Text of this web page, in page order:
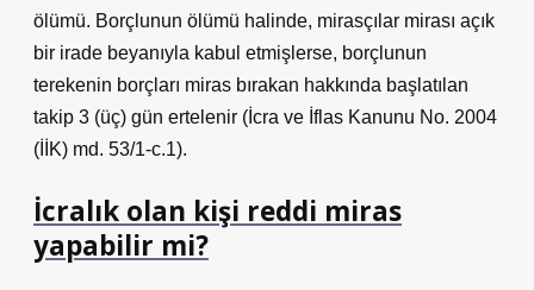
ölümü. Borçlunun ölümü halinde, mirasçılar mirası açık
bir irade beyanıyla kabul etmişlerse, borçlunun
terekenin borçları miras bırakan hakkında başlatılan
takip 3 (üç) gün ertelenir (İcra ve İflas Kanunu No. 2004
(İİK) md. 53/1-c.1).
İcralık olan kişi reddi miras
yapabilir mi?